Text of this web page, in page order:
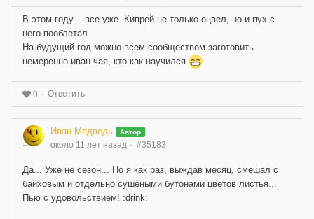
В этом году -- все уже. Кипрей не только оцвел, но и пух с
него пооблетал.
На будущий год можно всем сообществом заготовить
немеренно иван-чая, кто как научился
0 Ответить
Иван Медведь Автор
около 11 лет назад #35183
Да... Уже не сезон... Но я как раз, выждав месяц, смешал с
байховым и отдельно сушёными бутонами цветов листья...
Пью с удовольствием! :drink: